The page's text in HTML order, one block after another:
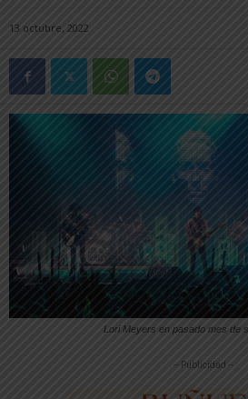
13 octubre, 2022
Lori Meyers en pasado mes de
-- Publicidad --